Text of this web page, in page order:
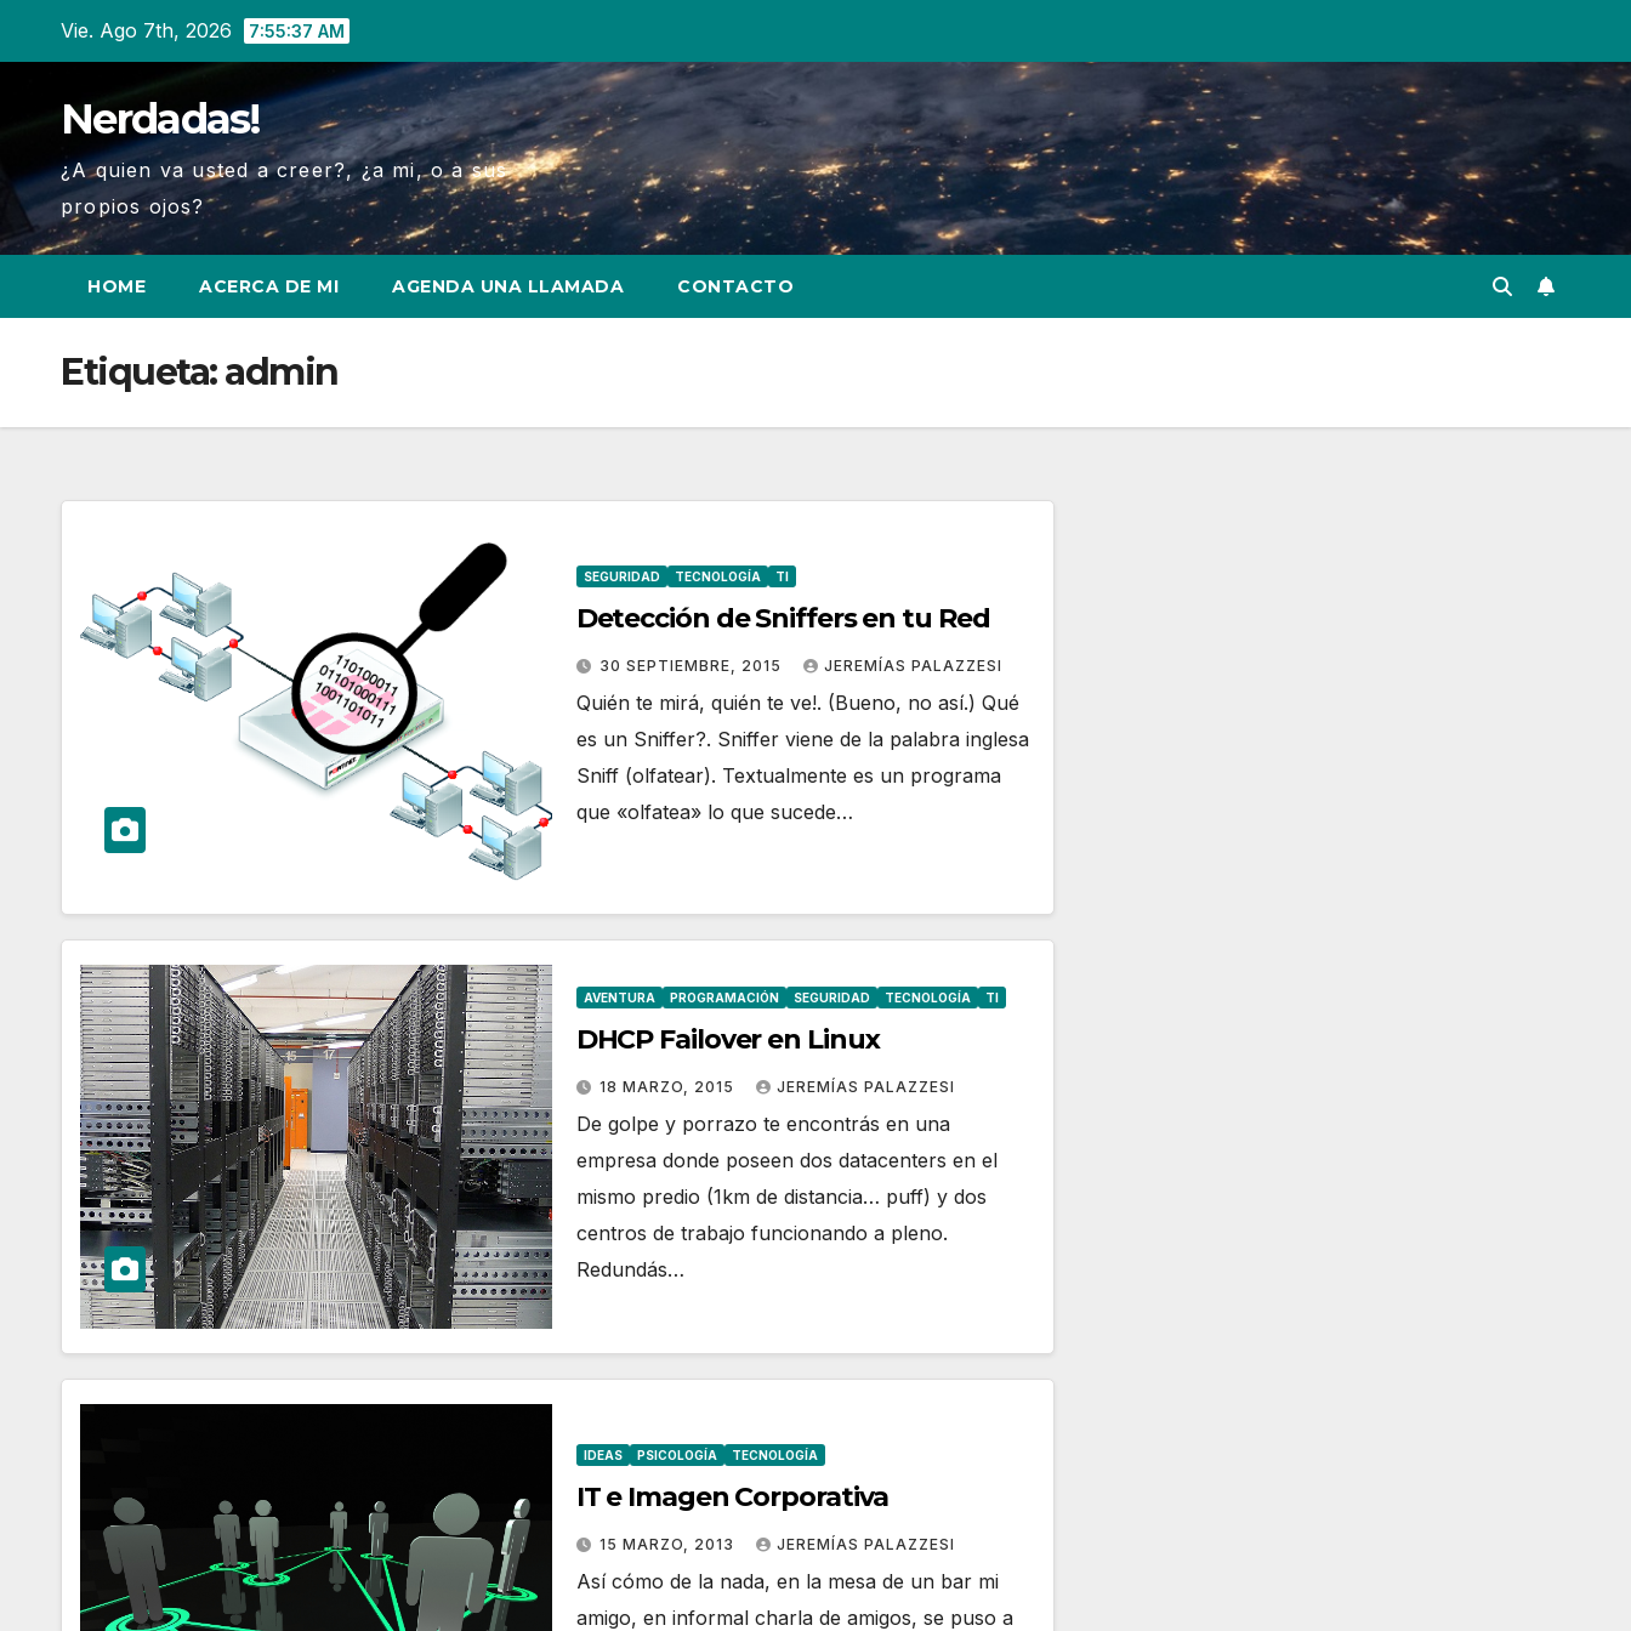
Vie. Ago 7th, 2026 7:55:38 AM
Nerdadas!
¿A quien va usted a creer?, ¿a mi, o a sus
propios ojos?
HOME ACERCA DE MI AGENDA UNA LLAMADA CONTACTO
Etiqueta:admin
SEGURIDAD TECNOLOGÍA TI
Detección de Sniffers en tu Red
30 SEPTIEMBRE, 2015 JEREMÍAS PALAZZESI
Quién te mirá, quién te ve!. (Bueno, no así.) Qué
es un Sniffer?. Sniffer viene de la palabra inglesa
Sniff (olfatear). Textualmente es un programa
que «olfatea» lo que sucede…
AVENTURA PROGRAMACIÓN SEGURIDAD TECNOLOGÍA TI
DHCP Failover en Linux
18 MARZO, 2015 JEREMÍAS PALAZZESI
De golpe y porrazo te encontrás en una
empresa donde poseen dos datacenters en el
mismo predio (1km de distancia… puff) y dos
centros de trabajo funcionando a pleno.
Redundás…
IDEAS PSICOLOGÍA TECNOLOGÍA
IT e Imagen Corporativa
15 MARZO, 2013 JEREMÍAS PALAZZESI
Así cómo de la nada, en la mesa de un bar mi
amigo, en informal charla de amigos, se puso a